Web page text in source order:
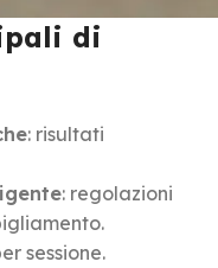
di
: risultati
: regolazioni
sessione.